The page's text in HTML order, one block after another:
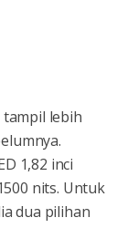
lebih
1,82 inci
nits. Untuk
dua pilihan